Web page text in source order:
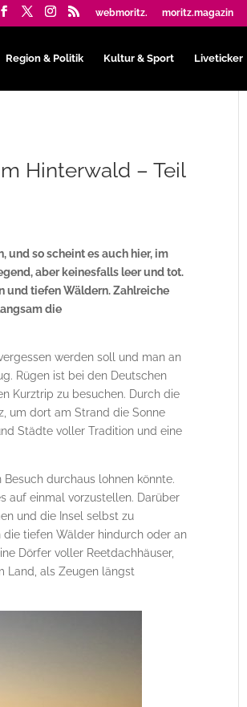
webmoritz. moritz.magazin
Region & Politik Kultur & Sport Liveticker
Hinterwald – Teil
und so scheint es auch hier, im
aber keinesfalls leer und tot.
und tiefen Wäldern. Zahlreiche
die
werden soll und man an
Rügen ist bei den Deutschen
Kurztrip zu besuchen. Durch die
um dort am Strand die Sonne
Städte voller Tradition und eine
durchaus lohnen könnte.
auf einmal vorzustellen. Darüber
und die Insel selbst zu
tiefen Wälder hindurch oder an
Dörfer voller Reetdachhäuser,
Land, als Zeugen längst